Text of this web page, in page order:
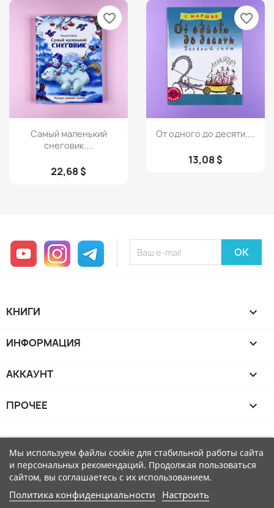
Просмотр
Самый маленький
снеговик....
22,68 $
favorite_border
Просмотр
От одного до десяти....
13,08 $
favorite_border
YouTube InstagramTelegram
КНИГИ 
ИНФОРМАЦИЯ 
АККАУНТ 
ПРОЧЕЕ 
Мы используем файлы cookie для стабильной работы сайта
и персональных рекомендаций. Продолжая пользоваться
сайтом, вы соглашаетесь с их использованием.
Политика конфиденциальности Настроить